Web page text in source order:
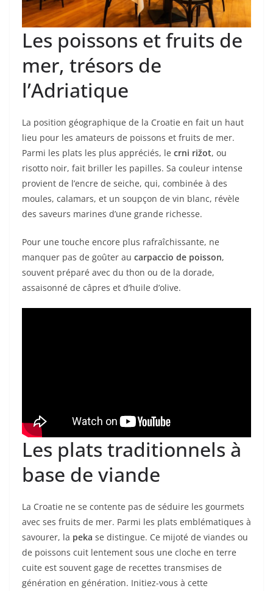
Les poissons et fruits de
mer, trésors de
l’Adriatique
La position géographique de la Croatie en fait un haut
lieu pour les amateurs de poissons et fruits de mer.
Parmi les plats les plus appréciés, le crni rižot, ou
risotto noir, fait briller les papilles. Sa couleur intense
provient de l’encre de seiche, qui, combinée à des
moules, calamars, et un soupçon de vin blanc, révèle
des saveurs marines d’une grande richesse.
Pour une touche encore plus rafraîchissante, ne
manquer pas de goûter au carpaccio de poisson,
souvent préparé avec du thon ou de la dorade,
assaisonné de câpres et d’huile d’olive.
Les plats traditionnels à
base de viande
La Croatie ne se contente pas de séduire les gourmets
avec ses fruits de mer. Parmi les plats emblématiques à
savourer, la peka se distingue. Ce mijoté de viandes ou
de poissons cuit lentement sous une cloche en terre
cuite est souvent gage de recettes transmises de
génération en génération. Initiez-vous à cette